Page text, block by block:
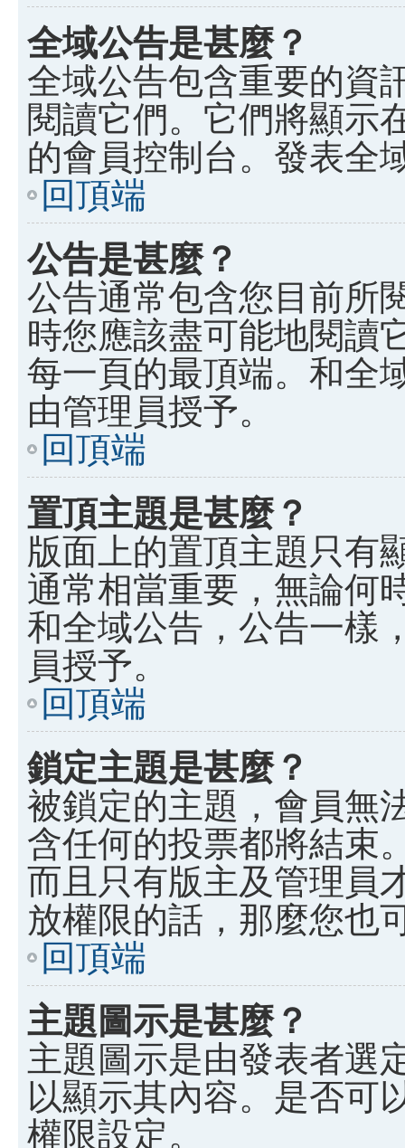
全域公告是甚麼？
全域公告包含重要的資
閱讀它們。它們將顯示
的會員控制台。發表全
回頂端
公告是甚麼？
公告通常包含您目前所
時您應該盡可能地閱讀
每一頁的最頂端。和全
由管理員授予。
回頂端
置頂主題是甚麼？
版面上的置頂主題只有
通常相當重要，無論何
和全域公告，公告一樣
員授予。
回頂端
鎖定主題是甚麼？
被鎖定的主題，會員無
含任何的投票都將結束
而且只有版主及管理員
放權限的話，那麼您也
回頂端
主題圖示是甚麼？
主題圖示是由發表者選
以顯示其內容。是否可
權限設定。